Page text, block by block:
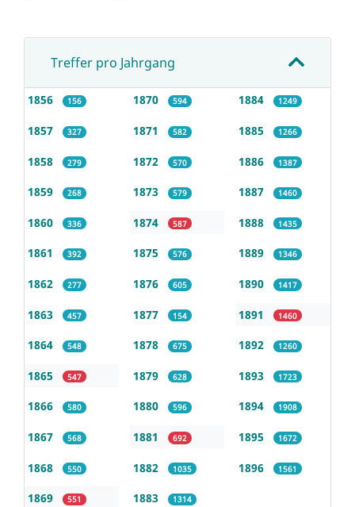
Treffer pro Jahrgang
1856 156
1857 327
1858 279
1859 268
1860 336
1861 392
1862 277
1863 457
1864 548
1865 547
1866 580
1867 568
1868 550
1869 551
1870 594
1871 582
1872 570
1873 579
1874 587
1875 576
1876 605
1877 154
1878 675
1879 628
1880 596
1881 692
1882 1035
1883 1314
1884 1249
1885 1266
1886 1387
1887 1460
1888 1435
1889 1346
1890 1417
1891 1460
1892 1260
1893 1723
1894 1908
1895 1672
1896 1561